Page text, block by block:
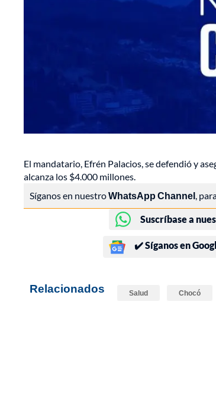
El mandatario, Efrén Palacios, se defendió y
alcanza los $4.000 millones.
Síganos en nuestroWhatsApp Channel,
Suscríbase a
✔️ Síganos en
Relacionados Salud Chocó